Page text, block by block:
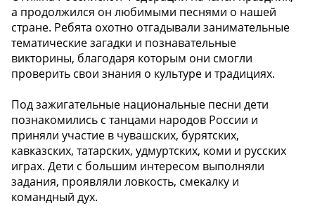
а продолжился он любимыми песнями о нашей
стране. Ребята охотно отгадывали занимательные
тематические загадки и познавательные
викторины, благодаря которым они смогли
проверить свои знания о культуре и традициях.
Под зажигательные национальные песни дети
познакомились с танцами народов России и
приняли участие в чувашских, бурятских,
кавказских, татарских, удмуртских, коми и русских
играх. Дети с большим интересом выполняли
задания, проявляли ловкость, смекалку и
командный дух.